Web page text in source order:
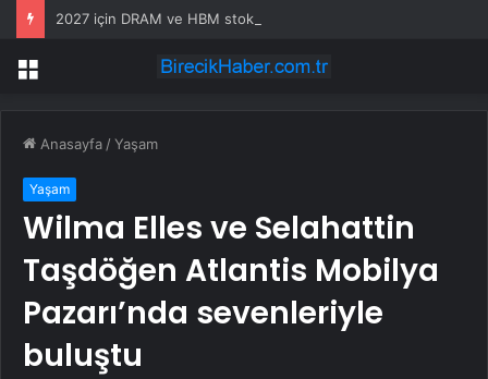
Menü
Anasayfa /Yaşam
Yaşam
Wilma Elles ve Selahattin
Taşdöğen Atlantis Mobilya
Pazarı’nda sevenleriyle
buluştu